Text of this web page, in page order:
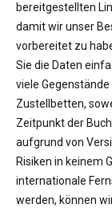
bereitgestellten
damit wir unser
vorbereitet zu
Sie die Daten
viele
Zustellbetten,
Zeitpunkt der
aufgrund von
Risiken in keinem
internationale
werden, können